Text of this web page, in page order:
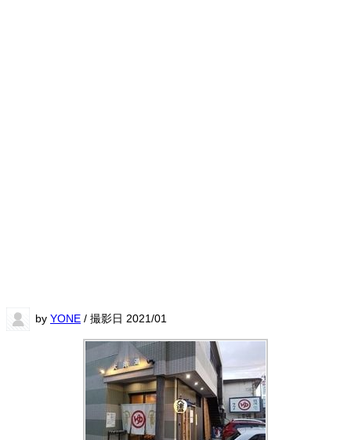
by YONE / 撮影日 2021/01